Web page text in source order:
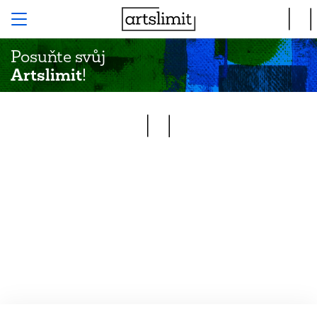
Posuňte svůj
Artslimit!